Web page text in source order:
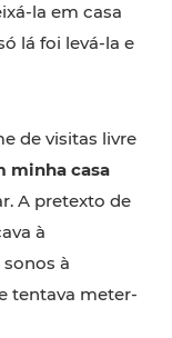
la em casa
lá foi levá-la e
de visitas livre
minha casa
A pretexto de
à
à
tentava meter-